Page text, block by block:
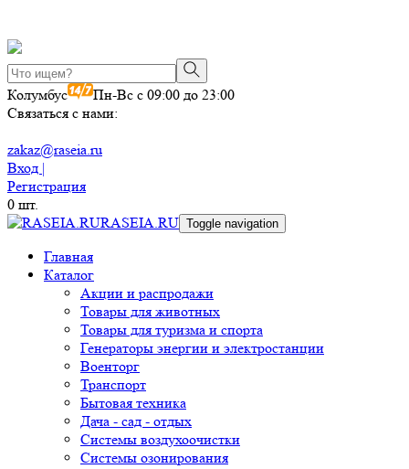
Колумбус
Пн-Вс с 09:00 до 23:00
Связаться с нами:
zakaz@raseia.ru
Вход |
Регистрация
0 шт.
RASEIA.RU Toggle navigation
Главная
Каталог
Акции и распродажи
Товары для животных
Товары для туризма и спорта
Генераторы энергии и электростанции
Военторг
Транспорт
Бытовая техника
Дача - сад - отдых
Системы воздухоочистки
Системы озонирования